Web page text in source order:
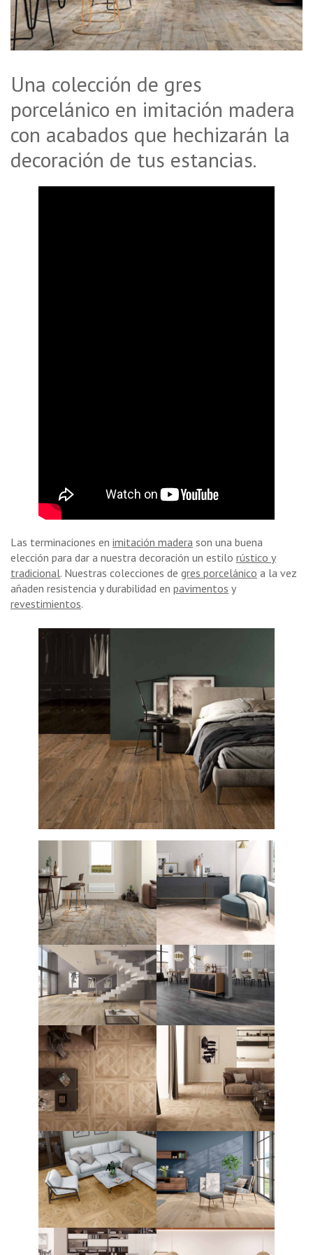
Una colección de gres
porcelánico en imitación madera
con acabados que hechizarán la
decoración de tus estancias.
Las terminaciones en imitación madera son una buena
elección para dar a nuestra decoración un estilo rústico y
tradicional. Nuestras colecciones de gres porcelánico a la vez
añaden resistencia y durabilidad en pavimentos y
revestimientos.